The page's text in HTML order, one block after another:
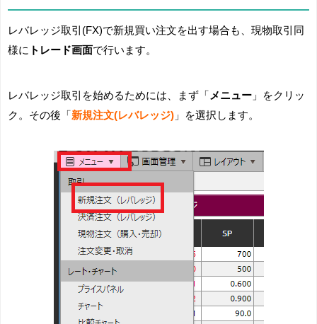
レバレッジ取引(FX)で新規買い注文を出す場合も、現物取引同
様に トレード画面で行います。
レバレッジ取引を始めるためには、まず「 メニュー 」をクリッ
ク。その後「 新規注文(レバレッジ) 」を選択します。